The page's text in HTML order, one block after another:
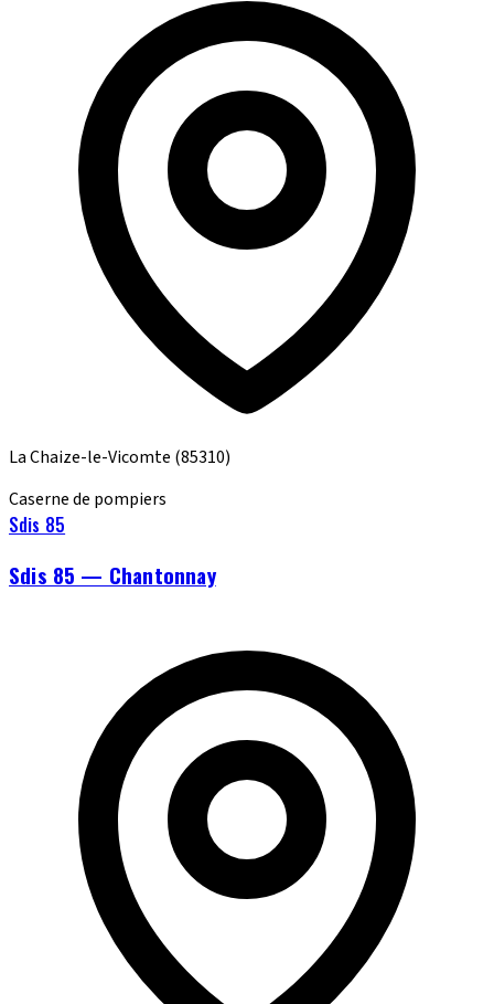
La Chaize-le-Vicomte (85310)
Caserne de pompiers
Sdis 85
Sdis 85 — Chantonnay